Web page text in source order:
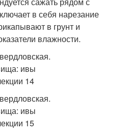
в себя нарезание
в грунт и
влажности.